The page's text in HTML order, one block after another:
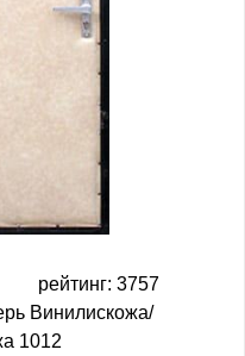
рейтинг: 3757
Винилискожа/
1012